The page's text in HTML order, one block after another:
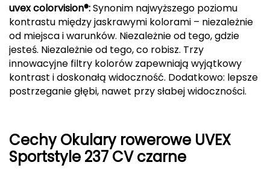
F
FASHY
Fjord Nansen
G
GSI Outdoors
uvex colorvision®:Synonim najwyższego poziomu
kontrastu między jaskrawymi kolorami – niezależnie
od miejsca i warunków. Niezależnie od tego, gdzie
jesteś. Niezależnie od tego, co robisz. Trzy
innowacyjne filtry kolorów zapewniają wyjątkowy
kontrast i doskonałą widoczność. Dodatkowo: lepsze
postrzeganie głębi, nawet przy słabej widoczności.
Cechy Okulary rowerowe UVEX
Sportstyle 237 CV czarne